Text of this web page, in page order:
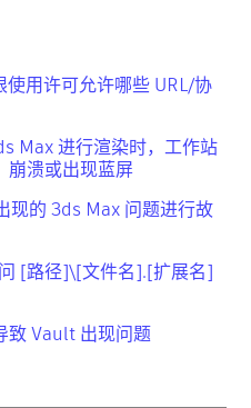
用许可允许哪些 URL/协
Max 进行渲染时，工作站
崩溃或出现蓝屏
现的 3ds Max 问题进行故
[路径]\[文件名].[扩展名]
致 Vault 出现问题